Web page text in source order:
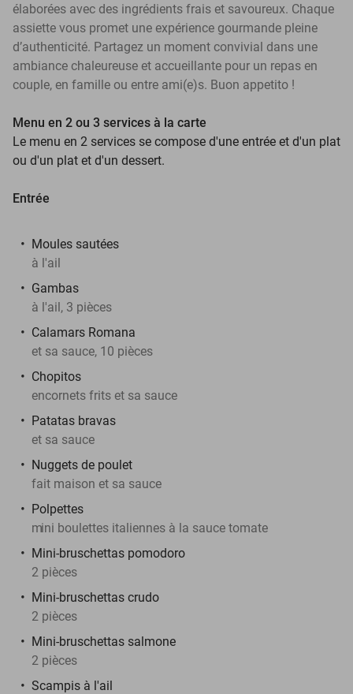
élaborées avec des ingrédients frais et savoureux. Chaque
assiette vous promet une expérience gourmande pleine
d’authenticité. Partagez un moment convivial dans une
ambiance chaleureuse et accueillante pour un repas en
couple, en famille ou entre ami(e)s. Buon appetito !
Menu en 2 ou 3 services à la carte
Le menu en 2 services se compose d'une entrée et d'un plat
ou d'un plat et d'un dessert.
Entrée
Moules sautées
à l'ail
Gambas
à l'ail, 3 pièces
Calamars Romana
et sa sauce, 10 pièces
Chopitos
encornets frits et sa sauce
Patatas bravas
et sa sauce
Nuggets de poulet
fait maison et sa sauce
Polpettes
mini boulettes italiennes à la sauce tomate
Mini-bruschettas pomodoro
2 pièces
Mini-bruschettas crudo
2 pièces
Mini-bruschettas salmone
2 pièces
Scampis à l'ail